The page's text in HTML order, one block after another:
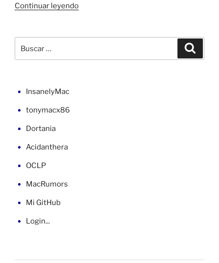
Continuar leyendo«Colorear
del
por:
InsanelyMac
tonymacx86
Dortania
Acidanthera
OCLP
MacRumors
Mi GitHub
Login...